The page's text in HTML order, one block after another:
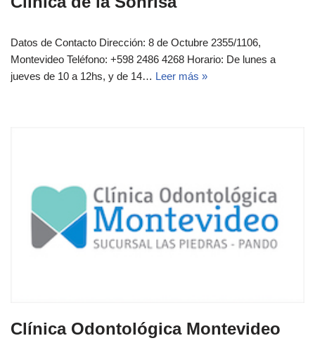
Datos de Contacto Dirección: 8 de Octubre 2355/1106,
Montevideo Teléfono: +598 2486 4268 Horario: De lunes a
jueves de 10 a 12hs, y de 14… Leer más »
Clínica Odontológica Montevideo